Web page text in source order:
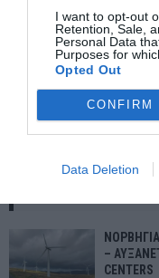
I want to opt-out
Retention, Sale,
Personal Data
Purposes for
Opted Out
CONFIRM
Data Deletion
Σπίτι Μου 2:
–
CENTERS